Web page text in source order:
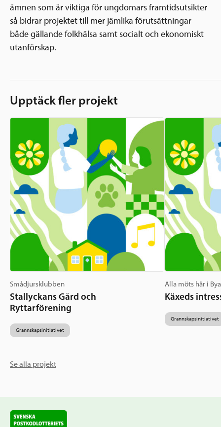
ämnen som är viktiga för ungdomars framtidsutsikter
så bidrar projektet till mer jämlika förutsättningar
både gällande folkhälsa samt socialt och ekonomiskt
utanförskap.
Upptäck fler projekt
Smådjursklubben
Stallyckans Gård och
Ryttarförening
Grannskapsinitiativet
Alla möts här i
Käxeds
Grannskapsinitiativet
Se alla projekt